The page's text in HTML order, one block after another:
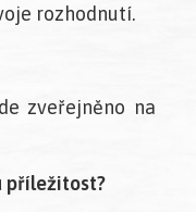
rozhodnutí.
zveřejněno na
příležitost?